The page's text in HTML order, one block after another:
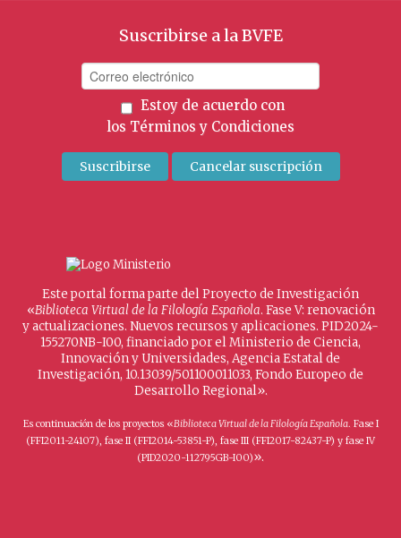
Suscribirse a la BVFE
Estoy de acuerdo con
los Términos y Condiciones
Este portal forma parte del Proyecto de Investigación
«Biblioteca Virtual de la Filología Española. Fase V: renovación
y actualizaciones. Nuevos recursos y aplicaciones. PID2024-
155270NB-I00, financiado por el Ministerio de Ciencia,
Innovación y Universidades, Agencia Estatal de
Investigación, 10.13039/501100011033, Fondo Europeo de
Desarrollo Regional».
Es continuación de los proyectos «Biblioteca Virtual de la Filología Española. Fase I
(FFI2011-24107), fase II (FFI2014-53851-P), fase III (FFI2017-82437-P) y fase IV
(PID2020-112795GB-I00)».